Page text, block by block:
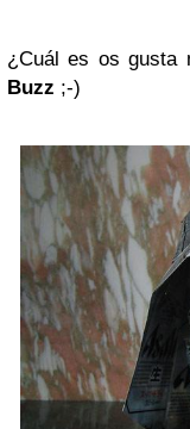
¿Cuál es os gusta
Buzz ;-)